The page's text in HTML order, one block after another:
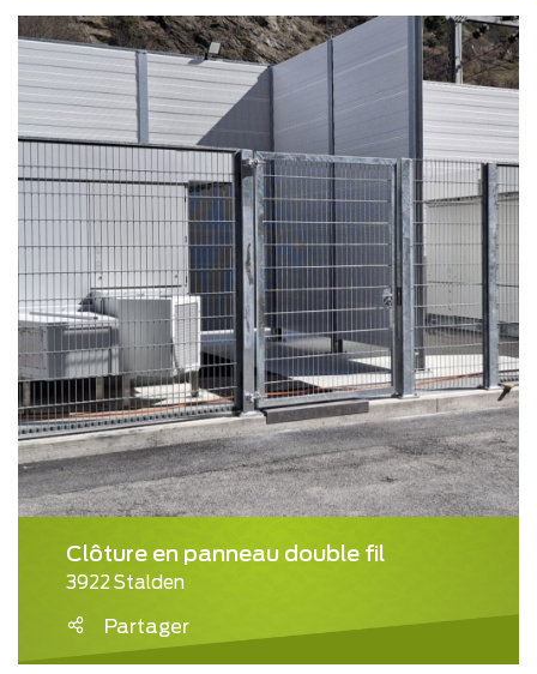
Clôture en panneau double fil
3922 Stalden
Partager